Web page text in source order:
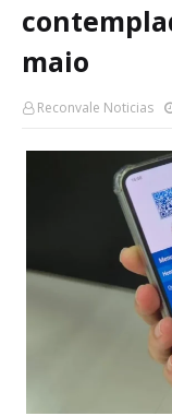
maio
Reconvale Noticias